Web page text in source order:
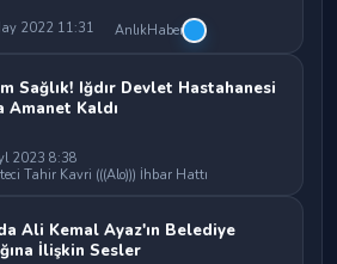
2022 11:31 AnlıkHaber
Sağlık! Iğdır Devlet Hastahanesi
Amanet Kaldı
2023 8:38
Tahir Kavri (((Alo))) İhbar Hattı
Ali Kemal Ayaz'ın Belediye
İlişkin Sesler